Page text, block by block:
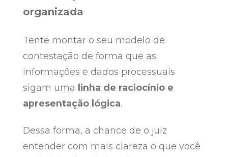
organizada
Tente montar o seu modelo de
contestação de forma que as
informações e dados processuais
sigam uma linha de raciocínio e
apresentação lógica.
Dessa forma, a chance de o juiz
entender com mais clareza o que você